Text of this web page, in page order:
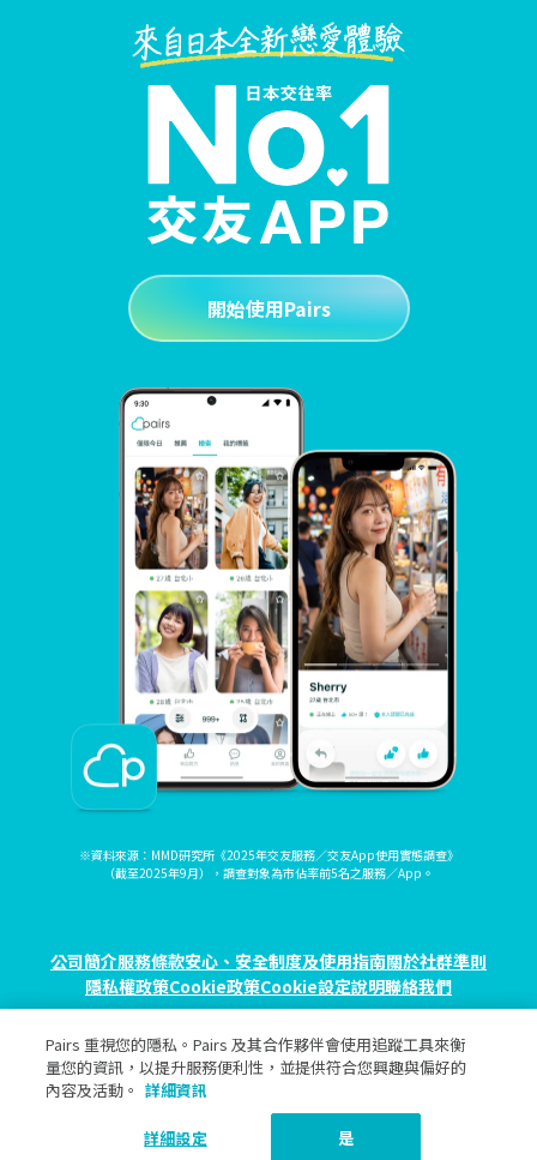
開始使用Pairs
※資料來源：MMD研究所《2025年交友服務／交友App使用實態調查》
（截至2025年9月），調查對象為市佔率前5名之服務／App。
公司簡介服務條款安心、安全制度及使用指南關於社群準則
隱私權政策Cookie政策Cookie設定說明聯絡我們
© eureka, Inc. All rights reserved.
Pairs 重視您的隱私。Pairs 及其合作夥伴會使用追蹤工具來衡
量您的資訊，以提升服務便利性，並提供符合您興趣與偏好的
內容及活動。 詳細資訊
詳細設定 是